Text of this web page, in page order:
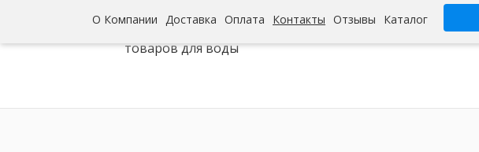
О Компании Доставка Оплата Контакты Отзывы Каталог
Интернет-гипермаркет
товаров для воды